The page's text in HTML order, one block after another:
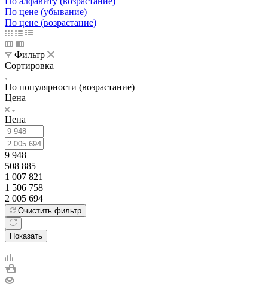
По цене (убывание)
По цене (возрастание)
Фильтр
Сортировка
По популярности (возрастание)
Цена
Цена
9 948
508 885
1 007 821
1 506 758
2 005 694
Очистить фильтр
Показать